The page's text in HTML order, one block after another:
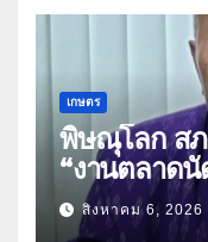
เกษตร
พิษณุโลก สภ
“งานตลาด
“เกษตรรุ่งเ
ประโยชน์เ
สิงหาคม 6, 2026